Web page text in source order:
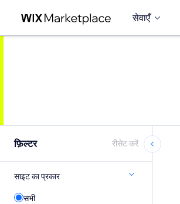
सेवाएँ
फ़िल्टर रीसेट करें
साइट का प्रकार
सभी